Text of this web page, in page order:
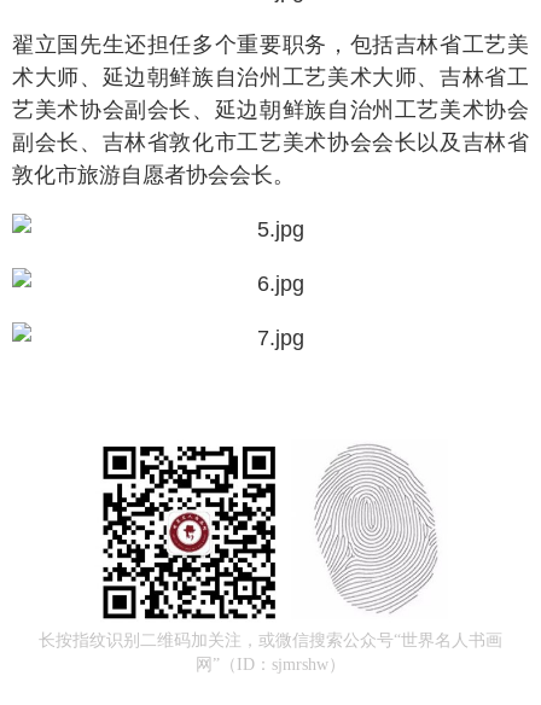
翟立国先生还担任多个重要职务，包括吉林省工艺美
术大师、延边朝鲜族自治州工艺美术大师、吉林省工
艺美术协会副会长、延边朝鲜族自治州工艺美术协会
副会长、吉林省敦化市工艺美术协会会长以及吉林省
敦化市旅游自愿者协会会长。
长按指纹识别二维码加关注，或微信搜索公众号“世界名人书画
网”（ID：sjmrshw）